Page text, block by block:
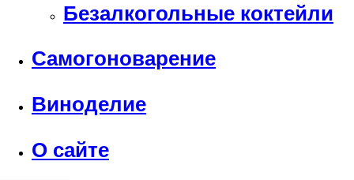
Безалкогольные коктейли
Самогоноварение
Виноделие
О сайте